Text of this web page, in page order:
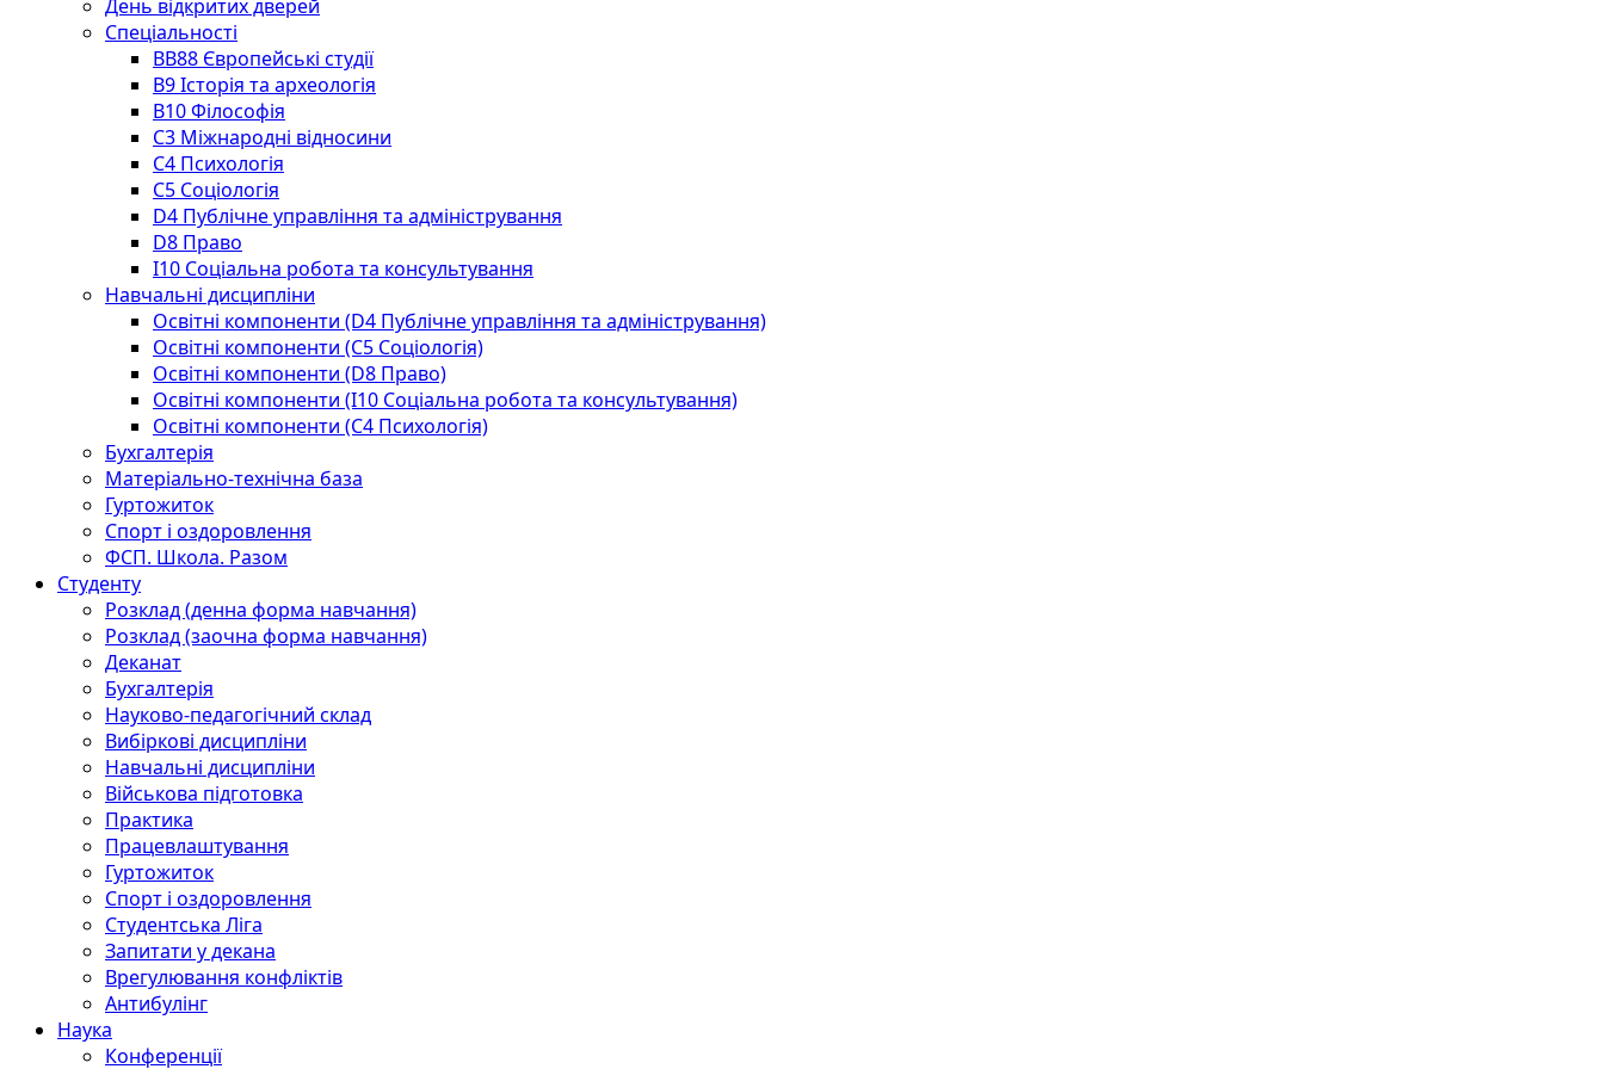
День відкритих дверей
Спеціальності
BВ88 Європейські студії
B9 Історія та археологія
B10 Філософія
C3 Міжнародні відносини
C4 Психологія
С5 Соціологія
D4 Публічне управління та адміністрування
D8 Право
I10 Соціальна робота та консультування
Навчальні дисципліни
Освітні компоненти (D4 Публічне управління та адміністрування)
Освітні компоненти (С5 Соціологія)
Освітні компоненти (D8 Право)
Освітні компоненти (I10 Соціальна робота та консультування)
Освітні компоненти (С4 Психологія)
Бухгалтерія
Матеріально-технічна база
Гуртожиток
Спорт і оздоровлення
ФСП. Школа. Разом
Студенту
Розклад (денна форма навчання)
Розклад (заочна форма навчання)
Деканат
Бухгалтерія
Науково-педагогічний склад
Вибіркові дисципліни
Навчальні дисципліни
Військова підготовка
Практика
Працевлаштування
Гуртожиток
Спорт і оздоровлення
Студентська Ліга
Запитати у декана
Врегулювання конфліктів
Антибулінг
Наука
Конференції